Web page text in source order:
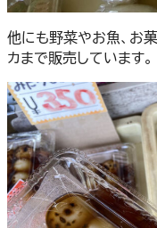
他にも野菜やお魚、お
カまで販売しています。